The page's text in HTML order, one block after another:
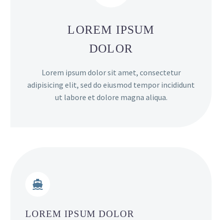
LOREM IPSUM
DOLOR
Lorem ipsum dolor sit amet, consectetur
adipisicing elit, sed do eiusmod tempor incididunt
ut labore et dolore magna aliqua.


LOREM IPSUM DOLOR